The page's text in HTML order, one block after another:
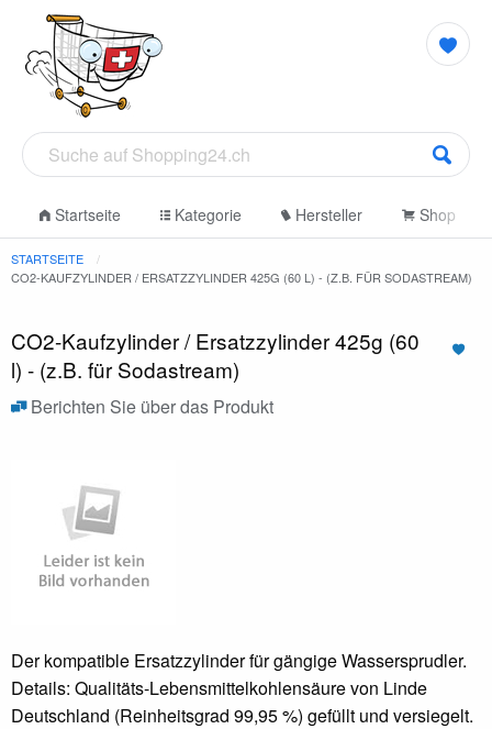
Startseite Kategorie Hersteller Shop
STARTSEITE
CO2-KAUFZYLINDER / ERSATZZYLINDER 425G (60 L) - (Z.B. FÜR SODASTREAM)
CO2-Kaufzylinder / Ersatzzylinder 425g (60
l) - (z.B. für Sodastream)
Berichten Sie über das Produkt
Der kompatible Ersatzzylinder für gängige Wassersprudler.
Details: Qualitäts-Lebensmittelkohlensäure von Linde
Deutschland (Reinheitsgrad 99,95 %) gefüllt und versiegelt.